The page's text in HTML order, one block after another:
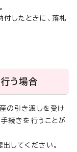
したときに、落札
う場合
の引き渡しを受け
続きを行うことが
してください。